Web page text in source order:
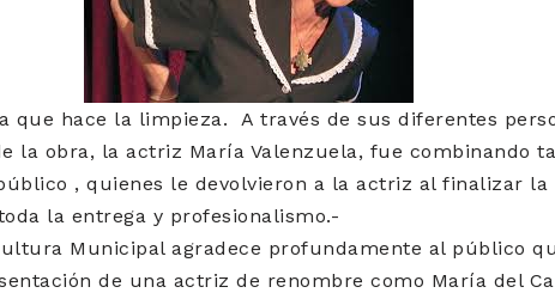
que hace la limpieza. A través de sus diferentes
la obra, la actriz María Valenzuela, fue combinando
, quienes le devolvieron a la actriz al finalizar la
la entrega y profesionalismo.-
Municipal agradece profundamente al público
de una actriz de renombre como María del